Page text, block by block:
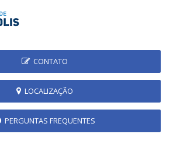
CONTATO
LOCALIZAÇÃO
PERGUNTAS FREQUENTES